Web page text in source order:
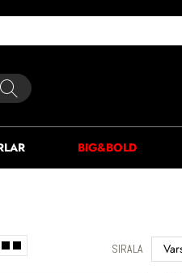
BIG&BOLD
SIRALA